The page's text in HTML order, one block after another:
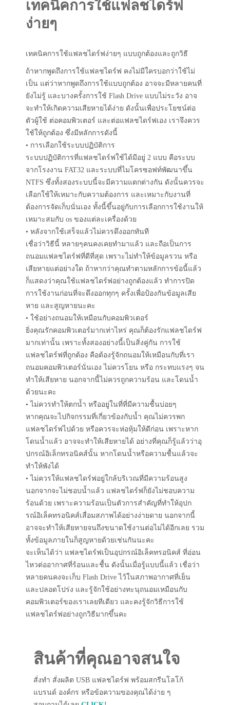
เทคนิคการใช้แฟลชไดร์ฟ
ง่ายๆ
เทคนิคการใช้แฟลชไดร์ฟง่ายๆ แบบถูกต้องและถูกวิธี
ถ้าหากพูดถึงการใช้แฟลชไดร์ฟ คงไม่มีใครบอกว่าใช้ไม่
เป็น แต่ว่าหากพูดถึงการใช้แบบถูกต้อง อาจจะมีหลายคนที่
ยังไม่รู้ และบางครั้งการใช้ Flash Drive แบบไม่ระวัง อาจ
จะทำให้เกิดความเสียหายได้ง่าย ดังนั้นเพื่อประโยชน์ต่อ
ตัวผู้ใช้ ต่อคอมพิวเตอร์ และต่อแฟลชไดร์ฟเอง เราจึงควร
ใช้ให้ถูกต้อง ซึ่งมีหลักการดังนี้
• การเลือกใช้ระบบปฏิบัติการ
ระบบปฏิบัติการที่แฟลชไดร์ฟใช้ได้มีอยู่ 2 แบบ คือระบบ
จากโรงงาน FAT32 และระบบที่ไมโครซอฟท์พัฒนาขึ้น
NTFS ซึ่งทั้งสองระบบนี้จะมีความแตกต่างกัน ดังนั้นควรจะ
เลือกใช้ให้เหมาะกับความต้องการ และเหมาะกับงานที่
ต้องการจัดเก็บนั่นเอง ทั้งนี้ขึ้นอยู่กับการเลือกการใช้งานให้
เหมาะสมกับ os ของแต่ละเครื่องด้วย
• หลังจากใช้เสร็จแล้วไม่ควรดึงออกทันที
เชื่อว่าวิธีนี้ หลายๆคนคงเคยทำมาแล้ว และถือเป็นการ
ถนอมแฟลชไดร์ฟที่ดีที่สุด เพราะไม่ทำให้ข้อมูลรวน หรือ
เสียหายแต่อย่างใด ถ้าหากว่าคุณทำตามหลักการข้อนี้แล้ว
ก็แสดงว่าคุณใช้แฟลชไดร์ฟอย่างถูกต้องแล้ว ทำการปิด
การใช้งานก่อนที่จะดึงออกทุกๆ ครั้งเพื่อป้องกันข้อมูลเสีย
หาย และสูญหายนะคะ
• ใช้อย่างถนอมให้เหมือนกับคอมพิวเตอร์
ยิ่งคุณรักคอมพิวเตอร์มากเท่าไหร่ คุณก็ต้องรักแฟลชไดร์ฟ
มากเท่านั้น เพราะทั้งสองอย่างนี้เป็นสิ่งคู่กัน การใช้
แฟลชไดร์ฟที่ถูกต้อง คือต้องรู้จักถนอมให้เหมือนกับที่เรา
ถนอมคอมพิวเตอร์นั่นเอง ไม่ควรโยน หรือ กระทบแรงๆ จน
ทำให้เสียหาย นอกจากนี้ไม่ควรถูกความร้อน และโดนน้ำ
ด้วยนะคะ
• ไม่ควรทำให้ตกน้ำ หรืออยู่ในที่ที่มีความชื้นบ่อยๆ
หากคุณจะไปกิจกรรมที่เกี่ยวข้องกับน้ำ คุณไม่ควรพก
แฟลชไดร์ฟไปด้วย หรือควรจะห่อหุ้มให้ดีก่อน เพราะหาก
โดนน้ำแล้ว อาจจะทำให้เสียหายได้ อย่างที่คุณก็รู้แล้วว่าอุ
ปกรณ์อิเล็กทรอนิคส์นั้น หากโดนน้ำหรือความชื้นแล้วจะ
ทำให้พังได้
• ไม่ควรให้แฟลชไดร์ฟอยู่ใกล้บริเวณที่มีความร้อนสูง
นอกจากจะไม่ชอบน้ำแล้ว แฟลชไดร์ฟก็ยังไม่ชอบความ
ร้อนด้วย เพราะความร้อนเป็นตัวการสำคัญที่ทำให้อุปก
รณ์อิเล็คทรอนิคส์เสื่อมสภาพได้อย่างง่ายดาย นอกจากนี้
อาจจะทำให้เสียหายจนถึงขนาดใช้งานต่อไม่ได้อีกเลย รวม
ทั้งข้อมูลภายในก็สูญหายด้วยเช่นกันนะคะ
จะเห็นได้ว่า แฟลชไดร์ฟเป็นอุปกรณ์อิเล็คทรอนิคส์ ที่อ่อน
ไหวต่ออากาศที่ร้อนและชื้น ดังนั้นเมื่อรู้แบบนี้แล้ว เชื่อว่า
หลายคนคงจะเก็บ Flash Drive ไว้ในสภาพอากาศที่เย็น
และปลอดโปร่ง และรู้จักใช้อย่างทะนุถนอมเหมือนกับ
คอมพิวเตอร์ของเราเลยทีเดียว และคงรู้จักวิธีการใช้
แฟลชไดร์ฟอย่างถูกวิธีมากขึ้นคะ
สินค้าที่คุณอาจสนใจ
สั่งทำ สั่งผลิต USB แฟลชไดร์ฟ พร้อมสกรีนโลโก้
แบรนด์ องค์กร หรือข้อความของคุณได้ง่าย ๆ